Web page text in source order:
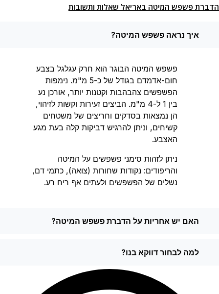
הדברת פשפש המיטה באריאל שאלות ותשובות
איך נראה פשפש המיטה?
פשפש המיטה הבוגר הוא חרק עגלגל בצבע
חום-אדמדם בגודל של כ-5 מ"מ. נימפות
הפשפשים צהבהבות וקטנות יותר, אורכן נע
בין 1 ל-4 מ"מ. הביצים זעירות וקשות לזיהוי,
הן נמצאות בסדקים וחריצים של משטחים
קשיחים, וניתן להרגיש דביקות קלה בעת מגע
האצבע.
ניתן לזהות סימני פשפשים על המיטה
והריפודים: נקודות שחורות (צואה), כתמי דם,
נשלים של הפשפשים ולעתים אף ריח רע.
האם יש אחריות על הדברת פשפש המיטה?
למה לבחור דווקא בנו?